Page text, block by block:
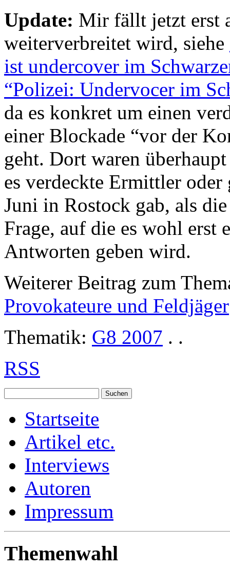
Update: Mir fällt jetzt erst
weiterverbreitet wird, siehe
ist undercover im
“Polizei: Undervocer im
da es konkret um einen
einer Blockade “vor der
geht. Dort waren
es verdeckte Ermittler oder
Juni in Rostock gab, als
Frage, auf die es wohl erst
Antworten geben wird.
Weiterer Beitrag zum
Provokateure und Feldjäger
Thematik: G8 2007 . .
RSS
Startseite
Artikel etc.
Interviews
Autoren
Impressum
Themenwahl